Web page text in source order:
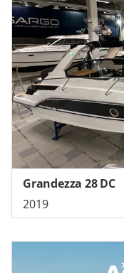
Grandezza 28 DC
2019